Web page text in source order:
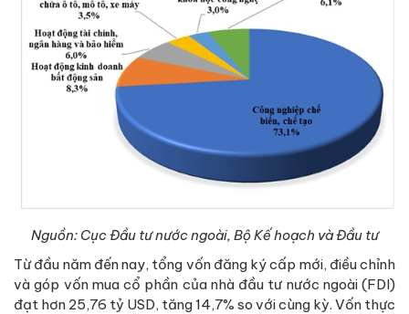
Nguồn: Cục Đầu tư nước ngoài, Bộ Kế hoạch và Đầu tư
Từ đầu năm đến nay, tổng vốn đăng ký cấp mới, điều chỉnh
và góp vốn mua cổ phần của nhà đầu tư nước ngoài (FDI)
đạt hơn 25,76 tỷ USD, tăng 14,7% so với cùng kỳ. Vốn thực